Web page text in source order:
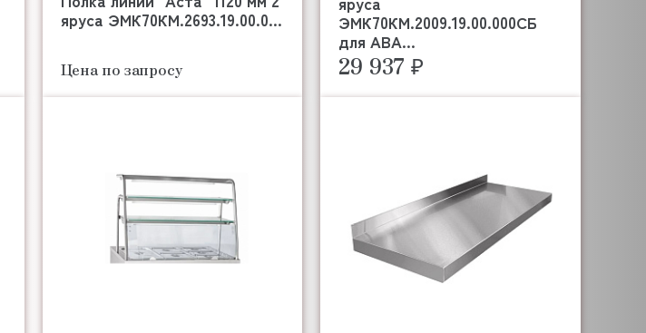
яруса ЭМК70КМ.2693.19.00.0...
Цена по запросу
ЭМК70КМ.2009.19.00.000СБ
для АВА...
29 937 ₽